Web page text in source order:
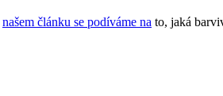
našem článku se podíváme na to, jaká